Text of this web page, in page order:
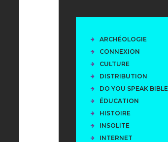
ARCHÉOLOGIE
CONNEXION
CULTURE
DISTRIBUTION
DO YOU SPEAK BIBLE
ÉDUCATION
HISTOIRE
INSOLITE
INTERNET